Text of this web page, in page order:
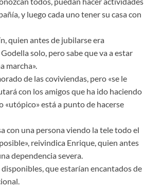
y luego cada uno tener su casa con
quien antes de jubilarse era
solo, pero sabe que va a estar
marcha».
de las coviviendas, pero «se le
con los amigos que ha ido haciendo
«utópico» está a punto de hacerse
con una persona viendo la tele todo el
reivindica Enrique, quien antes
dependencia severa.
que estarían encantados de